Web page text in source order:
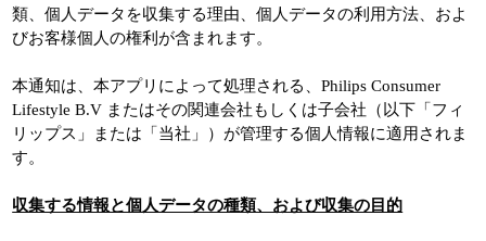
類、個人データを収集する理由、個人データの利用方法、およ
びお客様個人の権利が含まれます。
本通知は、本アプリによって処理される、Philips Consumer
Lifestyle B.V またはその関連会社もしくは子会社（以下「フィ
リップス」または「当社」）が管理する個人情報に適用されま
す。
収集する情報と個人データの種類、および収集の目的